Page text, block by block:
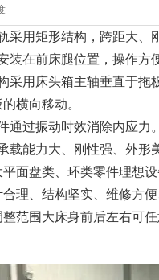
采用矩形结构，跨距大、
装在前床腿位置，操作方
采用床头箱主轴垂直于拖
横向移动。
通过振动时效消除内应力
载能力大、刚性强、外
面盘类、环类零件理想设
理、结构坚实、维修方
范围大床身前后左右可